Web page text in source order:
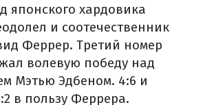
японского хардовика
и соотечественник
Феррер. Третий номер
волевую победу над
Мэтью Эдбеном. 4:6 и
в пользу Феррера.